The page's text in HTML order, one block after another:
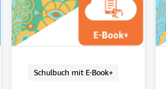
Schulbuch mit E-Book+